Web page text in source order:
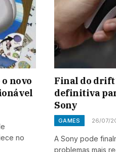
novo
no
Final do
definitiva
Sony
GAMES 26/07/
A Sony pode
problemas mais